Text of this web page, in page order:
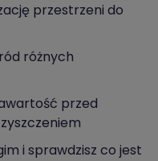
przestrzeni do
różnych
przed
i sprawdzisz co jest